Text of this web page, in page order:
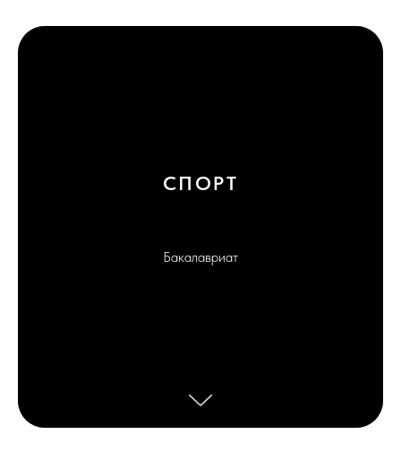
СПОРТ
Бакалавриат